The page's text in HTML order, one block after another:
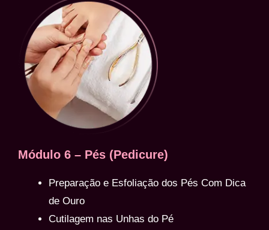
Módulo 6 – Pés (Pedicure)
Preparação e Esfoliação dos Pés Com Dica
de Ouro
Cutilagem nas Unhas do Pé